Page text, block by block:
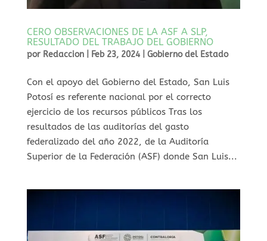
CERO OBSERVACIONES DE LA ASF A SLP,
RESULTADO DEL TRABAJO DEL GOBIERNO
por Redaccion| Feb 23, 2024| Gobierno del Estado
Con el apoyo del Gobierno del Estado, San Luis
Potosí es referente nacional por el correcto
ejercicio de los recursos públicos Tras los
resultados de las auditorías del gasto
federalizado del año 2022, de la Auditoría
Superior de la Federación (ASF) donde San Luis...